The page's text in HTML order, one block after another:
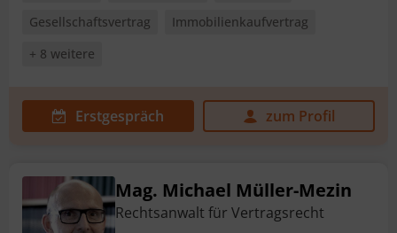
Gesellschaftsvertrag
Immobilienkaufvertrag
+ 8 weitere
Erstgespräch zum Profil
Mag. Michael Müller-Mezin
Rechtsanwalt für Vertragsrecht